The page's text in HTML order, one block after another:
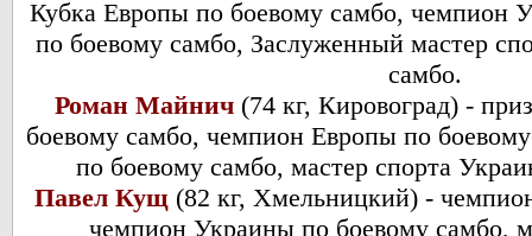
Кубка Европы по боевому самбо, чемпион
по боевому самбо, Заслуженный мастер
самбо.
Роман Майнич (74 кг, Кировоград) -
боевому самбо, чемпион Европы по
по боевому самбо, мастер спорта
Павел Кущ (82 кг, Хмельницкий) -
чемпион Украины по боевому самбо,